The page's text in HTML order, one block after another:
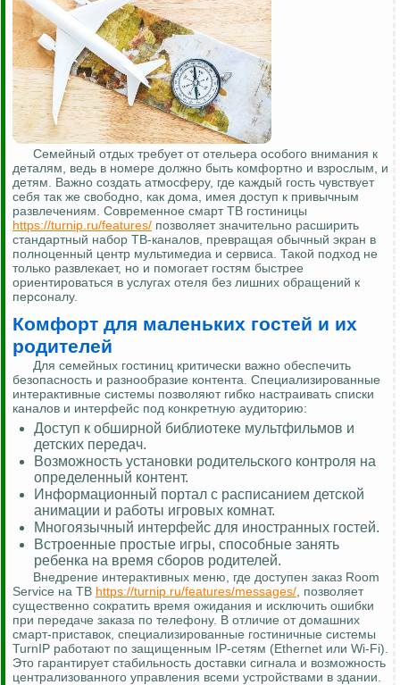
Семейный отдых требует от отельера особого внимания к
деталям, ведь в номере должно быть комфортно и взрослым, и
детям. Важно создать атмосферу, где каждый гость чувствует
себя так же свободно, как дома, имея доступ к привычным
развлечениям. Современное смарт ТВ гостиницы
https://turnip.ru/features/ позволяет значительно расширить
стандартный набор ТВ-каналов, превращая обычный экран в
полноценный центр мультимедиа и сервиса. Такой подход не
только развлекает, но и помогает гостям быстрее
ориентироваться в услугах отеля без лишних обращений к
персоналу.
Комфорт для маленьких гостей и их
родителей
Для семейных гостиниц критически важно обеспечить
безопасность и разнообразие контента. Специализированные
интерактивные системы позволяют гибко настраивать списки
каналов и интерфейс под конкретную аудиторию:
Доступ к обширной библиотеке мультфильмов и
детских передач.
Возможность установки родительского контроля на
определенный контент.
Информационный портал с расписанием детской
анимации и работы игровых комнат.
Многоязычный интерфейс для иностранных гостей.
Встроенные простые игры, способные занять
ребенка на время сборов родителей.
Внедрение интерактивных меню, где доступен заказ Room
Service на ТВ https://turnip.ru/features/messages/ , позволяет
существенно сократить время ожидания и исключить ошибки
при передаче заказа по телефону. В отличие от домашних
смарт-приставок, специализированные гостиничные системы
TurnIP работают по защищенным IP-сетям (Ethernet или Wi-Fi).
Это гарантирует стабильность доставки сигнала и возможность
централизованного управления всеми устройствами в здании.